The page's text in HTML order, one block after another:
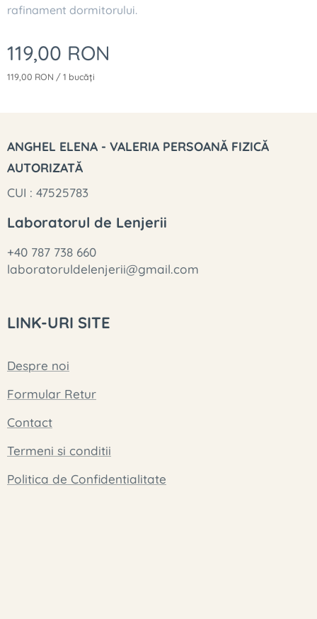
rafinament dormitorului.
119,00 RON
119,00 RON / 1 bucăți
ANGHEL ELENA - VALERIA PERSOANĂ FIZICĂ
AUTORIZATĂ
CUI : 47525783
Laboratorul de Lenjerii
+40 787 738 660
laboratoruldelenjerii@gmail.com
LINK-URI SITE
Despre noi
Formular Retur
Contact
Termeni si conditii
Politica de Confidentialitate